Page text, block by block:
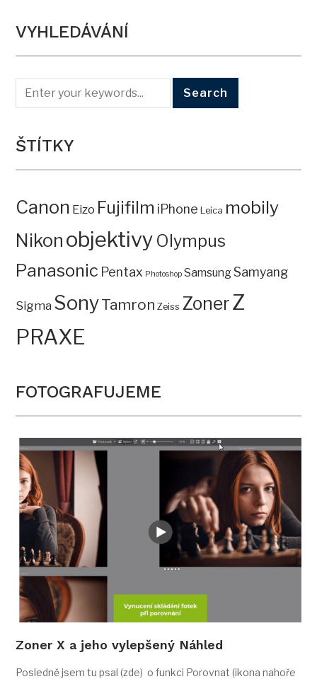
VYHLEDÁVÁNÍ
ŠTÍTKY
Canon Eizo Fujifilm iPhone Leica mobily
Nikon objektivy Olympus
Panasonic Pentax Photoshop SamsungSamyang
Sigma SonyTamron Zeiss ZonerZ
PRAXE
FOTOGRAFUJEME
Zoner X a jeho vylepšený Náhled
Posledně jsem tu psal (zde) o funkci Porovnat (ikona nahoře